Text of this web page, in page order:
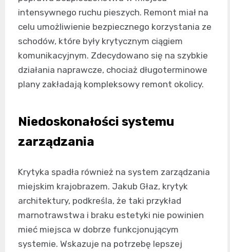
intensywnego ruchu pieszych. Remont miał na
celu umożliwienie bezpiecznego korzystania ze
schodów, które były krytycznym ciągiem
komunikacyjnym. Zdecydowano się na szybkie
działania naprawcze, chociaż długoterminowe
plany zakładają kompleksowy remont okolicy.
Niedoskonałości systemu
zarządzania
Krytyka spadła również na system zarządzania
miejskim krajobrazem. Jakub Głaz, krytyk
architektury, podkreśla, że taki przykład
marnotrawstwa i braku estetyki nie powinien
mieć miejsca w dobrze funkcjonującym
systemie. Wskazuje na potrzebę lepszej